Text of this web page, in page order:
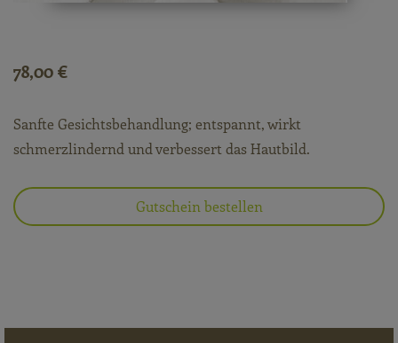
78,00 €
Sanfte Gesichtsbehandlung; entspannt, wirkt
schmerzlindernd und verbessert das Hautbild.
Gutschein bestellen